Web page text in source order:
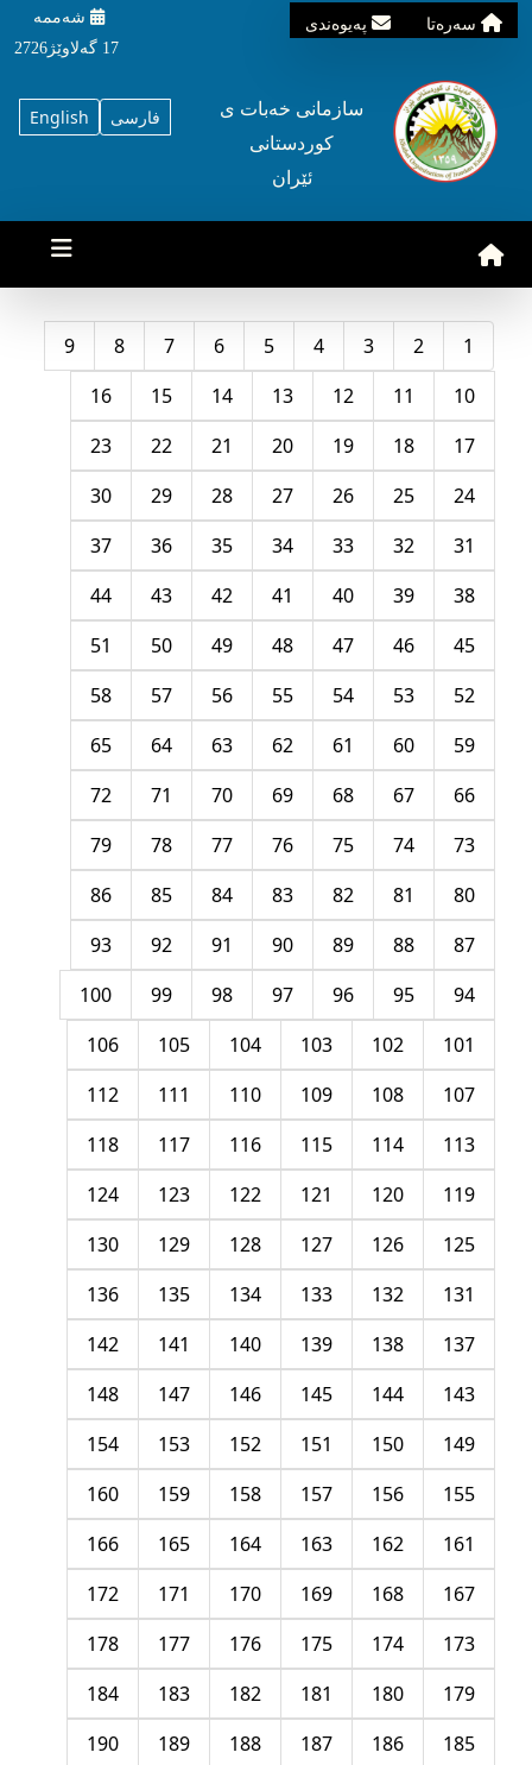
سه‌ره‌تا په‌یوه‌ندی
شه‌ممه‌
17 گه‌لاوێژ2726
English فارسی
سازمانی خه‌بات ی
کوردستانی
ئێران
1
2
3
4
5
6
7
8
9
10
11
12
13
14
15
16
17
18
19
20
21
22
23
24
25
26
27
28
29
30
31
32
33
34
35
36
37
38
39
40
41
42
43
44
45
46
47
48
49
50
51
52
53
54
55
56
57
58
59
60
61
62
63
64
65
66
67
68
69
70
71
72
73
74
75
76
77
78
79
80
81
82
83
84
85
86
87
88
89
90
91
92
93
94
95
96
97
98
99
100
101
102
103
104
105
106
107
108
109
110
111
112
113
114
115
116
117
118
119
120
121
122
123
124
125
126
127
128
129
130
131
132
133
134
135
136
137
138
139
140
141
142
143
144
145
146
147
148
149
150
151
152
153
154
155
156
157
158
159
160
161
162
163
164
165
166
167
168
169
170
171
172
173
174
175
176
177
178
179
180
181
182
183
184
185
186
187
188
189
190